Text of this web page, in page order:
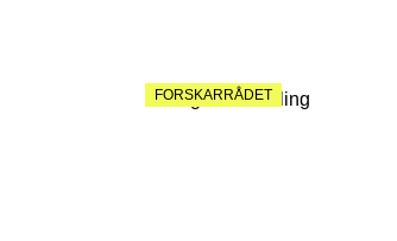
FORSKARRÅDET